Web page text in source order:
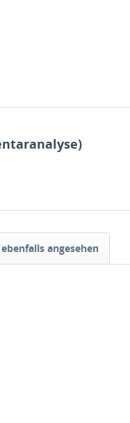
angesehen